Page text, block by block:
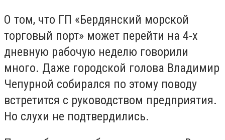
О том, что ГП «Бердянский морской
торговый порт» может перейти на 4-х
дневную рабочую неделю говорили
много. Даже городской голова Владимир
Чепурной собирался по этому поводу
встретится с руководством предприятия.
Но слухи не подтвердились.